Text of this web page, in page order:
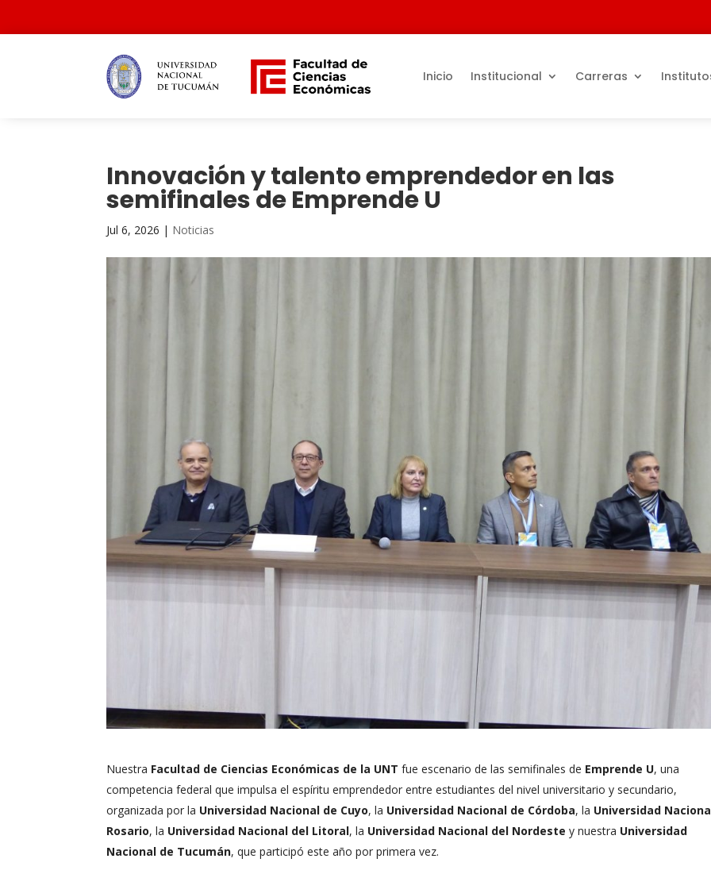
Inicio Institucional Carreras
Innovación y talento emprendedor en las
semifinales de Emprende U
Jul 6, 2026 | Noticias
Nuestra Facultad de Ciencias Económicas de la UNT fue escenario de las semifinales de Emprende U, una
competencia federal que impulsa el espíritu emprendedor entre estudiantes del nivel universitario y secundario,
organizada por la Universidad Nacional de Cuyo, la Universidad Nacional de Córdoba, la Universidad
Rosario, la Universidad Nacional del Litoral, la Universidad Nacional del Nordeste y nuestra Universidad
Nacional de Tucumán, que participó este año por primera vez.